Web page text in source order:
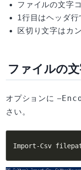
ファイルの文字
1行目はヘッダ行
区切り文字はカ
ファイルの
オプションに
さい。
Import-Csv